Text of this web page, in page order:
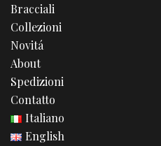
Bracciali
Collezioni
Novitá
About
Spedizioni
Contatto
Italiano
English